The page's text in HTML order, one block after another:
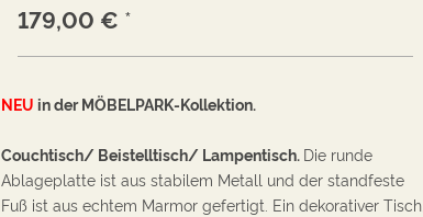
179,00 € *
NEU in der MÖBELPARK-Kollektion.
Couchtisch/ Beistelltisch/ Lampentisch. Die runde
Ablageplatte ist aus stabilem Metall und der standfeste
Fuß ist aus echtem Marmor gefertigt. Ein dekorativer Tisch,